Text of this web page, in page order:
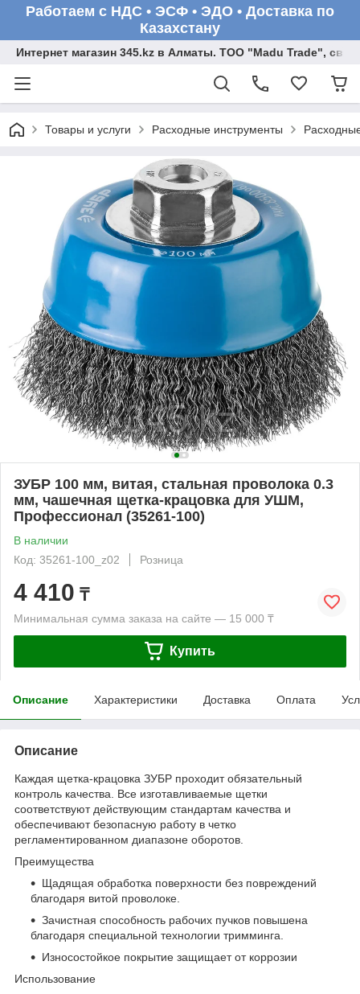
Работаем с НДС • ЭСФ • ЭДО • Доставка по
Казахстану
Интернет магазин 345.kz в Алматы. ТОО "Madu Trade",
Товары и услуги Расходные инструменты
ЗУБР 100 мм, витая, стальная проволока 0.3
мм, чашечная щетка-крацовка для УШМ,
Профессионал (35261-100)
В наличии
Код: 35261-100_z02
Розница
4 410 ₸
Минимальная сумма заказа на сайте — 15 000 ₸
Купить
Описание Характеристики Доставка Оплата
Описание
Каждая щетка-крацовка ЗУБР проходит обязательный
контроль качества. Все изготавливаемые щетки
соответствуют действующим стандартам качества и
обеспечивают безопасную работу в четко
регламентированном диапазоне оборотов.
Преимущества
Щадящая обработка поверхности без повреждений
благодаря витой проволоке.
Зачистная способность рабочих пучков повышена
благодаря специальной технологии тримминга.
Износостойкое покрытие защищает от коррозии
Использование